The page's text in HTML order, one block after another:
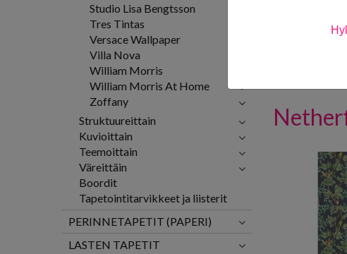
Studio Lisa Bengtsson
Tres Tintas
Versace Wallpaper
Villa Nova
William Morris
William Morris At Home
Zoffany
Struktuureittain
Kuvioittain
Teemoittain
Väreittäin
Boordit
Tapetointitarvikkeet ja liisterit
PERINNETAPETIT (PAPERI)
LASTEN TAPETIT